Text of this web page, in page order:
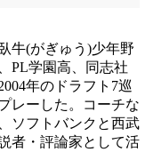
牛(がぎゅう)少年野
PL学園高、同志社
年のドラフト7巡
レーした。コーチな
ソフトバンクと西武
者・評論家として活